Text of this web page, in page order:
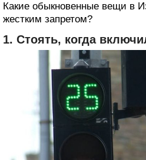
Какие обыкновенные вещи в
жестким запретом?
1. Стоять, когда